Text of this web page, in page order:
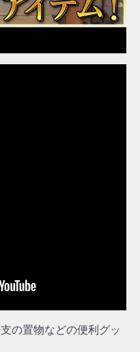
の置物などの便利グッ